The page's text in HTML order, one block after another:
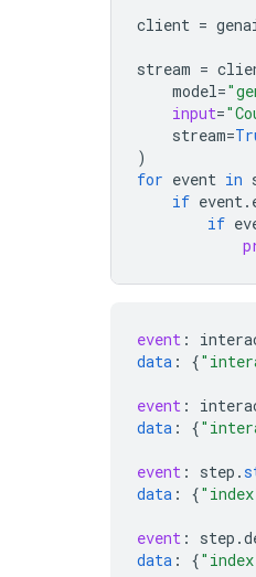
client =
stream =
model=
input=
stream=
)
for event in
if event.
if
event :
data : {
event :
data : {
event : step .
data : {
event : step .
data : {